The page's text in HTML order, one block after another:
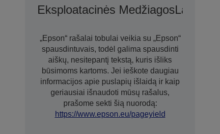
Eksploatacinės Medžiagos
„Epson“ rašalai tobulai veikia su „Epson“
spausdintuvais, todėl galima spausdinti
aiškų, nesitepantį tekstą, kuris išliks
būsimoms kartoms. Jei ieškote daugiau
informacijos apie puslapių išlaidą ir kaip
geriausiai išnaudoti mūsų rašalus,
prašome sekti šią nuorodą:
https://www.epson.eu/pageyield